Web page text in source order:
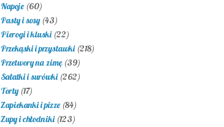
Napoje (60)
Pasty i sosy (43)
Pierogi i kluski (22)
Przekąski i przystawki (218)
Przetwory na zimę (39)
Sałatki i surówki (262)
Torty (17)
Zapiekanki i pizze (84)
Zupy i chłodniki (123)